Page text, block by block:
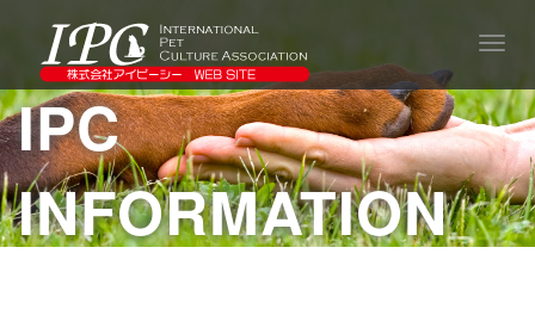
T
g
g
l
e
n
a
v
IPC
INFORMATION